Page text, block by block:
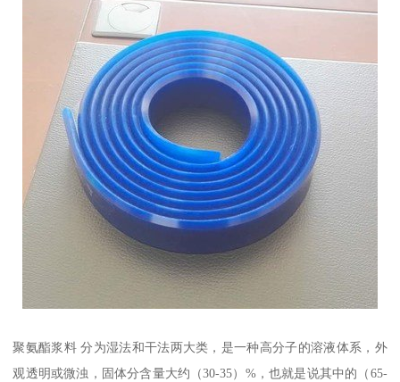
聚氨酯浆料 分为湿法和干法两大类，是一种高分子的溶液体系，外
观透明或微浊，固体分含量大约（30-35）%，也就是说其中的（65-